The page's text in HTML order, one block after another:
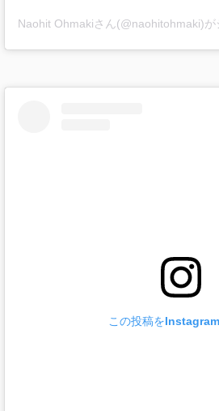
Naohit Ohmakiさん(@naohitohmaki)が
この投稿を